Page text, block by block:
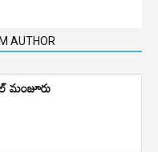
AUTHOR
మంజూరు